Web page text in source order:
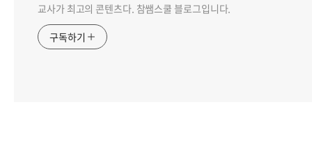
교사가 최고의 콘텐츠다. 참쌤스쿨 블로그입니다.
구독하기